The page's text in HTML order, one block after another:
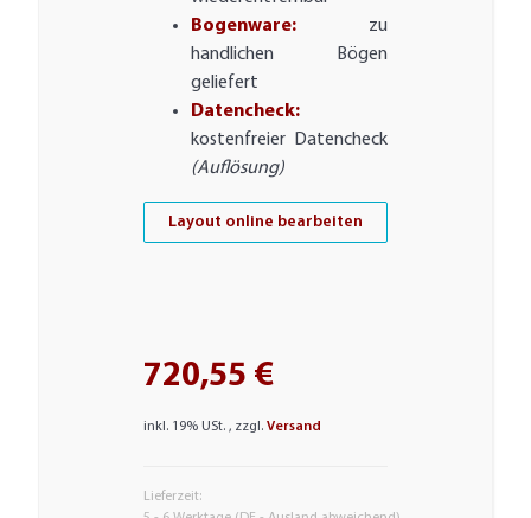
Bogenware:zu
handlichen Bögen
geliefert
Datencheck:
kostenfreier Datencheck
(Auflösung)
Layout online bearbeiten
720,55 €
inkl. 19% USt. , zzgl. Versand
Lieferzeit: